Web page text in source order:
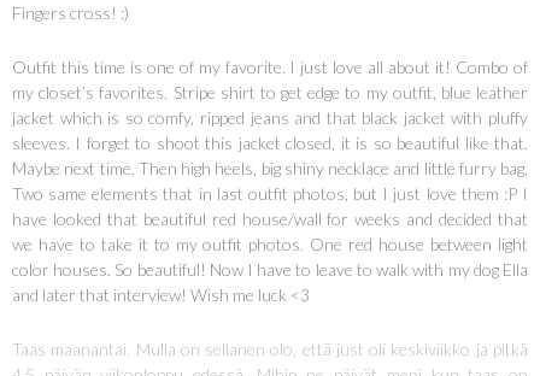
Fingers cross! :)
Outfit this time is one of my favorite. I just love all about it! Combo of
my closet’s favorites. Stripe shirt to get edge to my outfit, blue leather
jacket which is so comfy, ripped jeans and that black jacket with pluffy
sleeves. I forget to shoot this jacket closed, it is so beautiful like that.
Maybe next time. Then high heels, big shiny necklace and little furry bag.
Two same elements that in last outfit photos, but I just love them :P I
have looked that beautiful red house/wall for weeks and decided that
we have to take it to my outfit photos. One red house between light
color houses. So beautiful! Now I have to leave to walk with my dog Ella
and later that interview! Wish me luck <3
Taas maanantai. Mulla on sellanen olo, että just oli keskiviikko ja pitkä